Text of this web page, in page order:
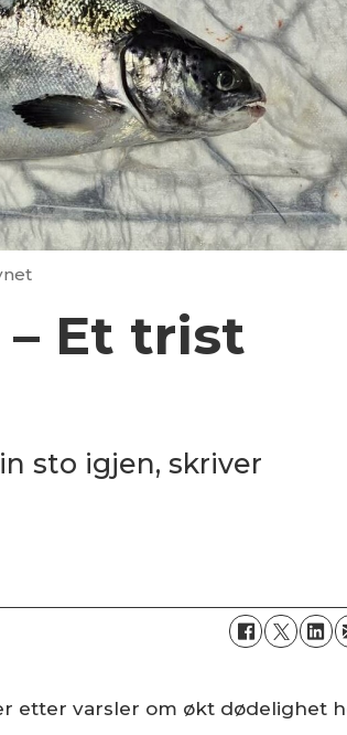
Et trist
sto igjen, skriver
etter varsler om økt dødelighet